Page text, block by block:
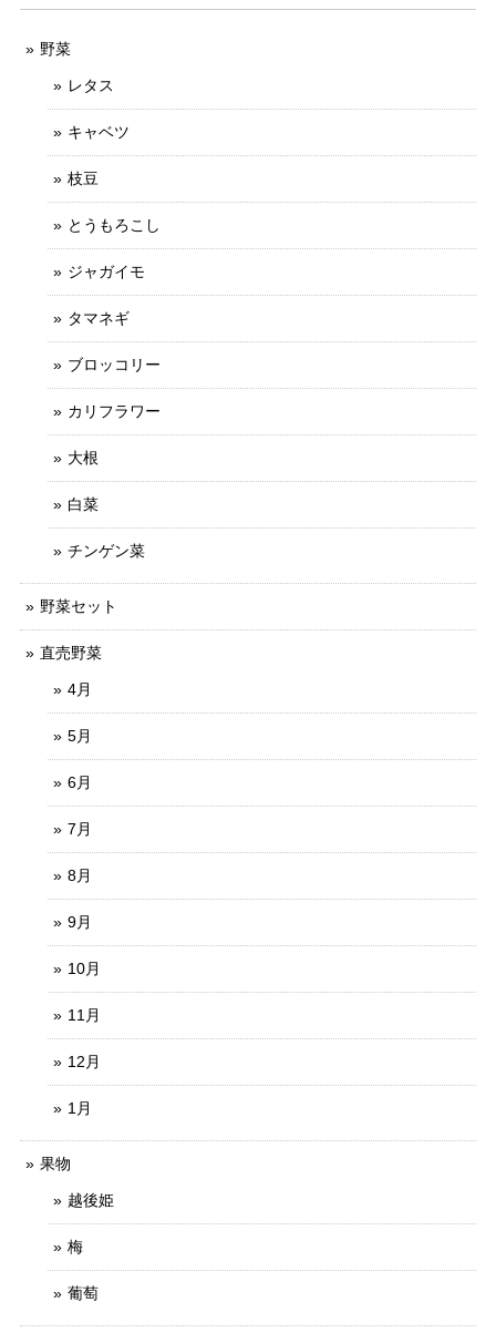
野菜
レタス
キャベツ
枝豆
とうもろこし
ジャガイモ
タマネギ
ブロッコリー
カリフラワー
大根
白菜
チンゲン菜
野菜セット
直売野菜
4月
5月
6月
7月
8月
9月
10月
11月
12月
1月
果物
越後姫
梅
葡萄